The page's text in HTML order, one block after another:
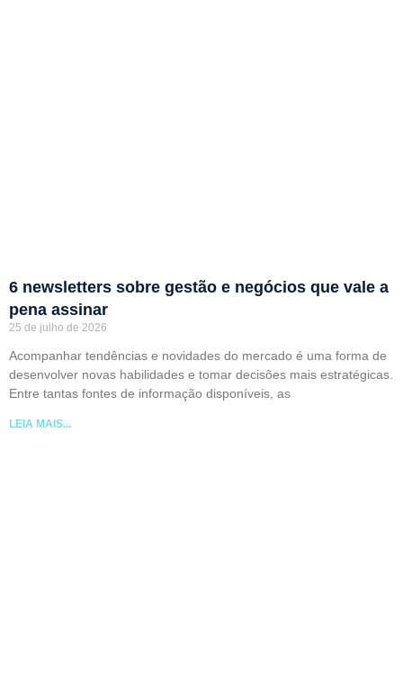
6 newsletters sobre gestão e negócios que vale a
pena assinar
25 de julho de 2026
Acompanhar tendências e novidades do mercado é uma forma de
desenvolver novas habilidades e tomar decisões mais estratégicas.
Entre tantas fontes de informação disponíveis, as
LEIA MAIS...